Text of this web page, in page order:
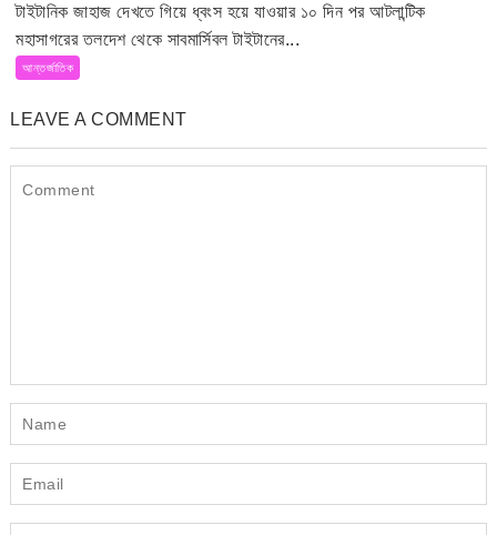
টাইটানিক জাহাজ দেখতে গিয়ে ধ্বংস হয়ে যাওয়ার ১০ দিন পর আটলান্টিক
মহাসাগরের তলদেশ থেকে সাবমার্সিবল টাইটানের...
আন্তর্জাতিক
LEAVE A COMMENT